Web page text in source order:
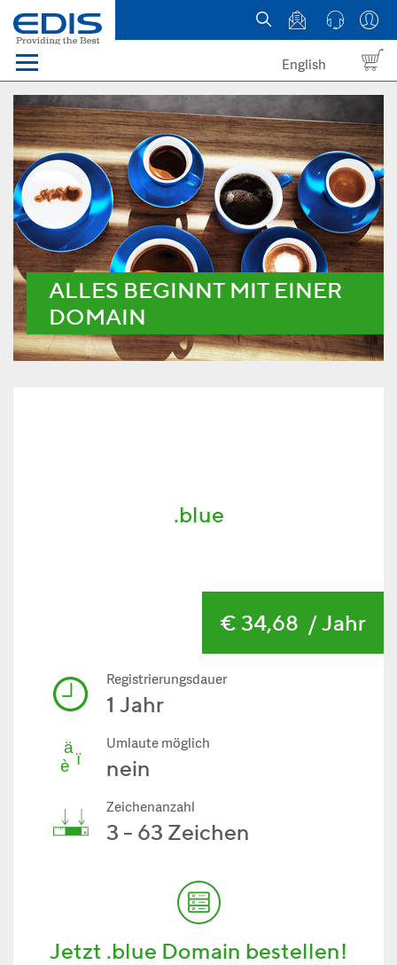
Menü
Domains
Webhosting Österreich
News
über EDIS
English
ALLES BEGINNT MIT EINER
DOMAIN
.blue
€ 34,68 / Jahr
Registrierungsdauer
1 Jahr
Umlaute möglich
nein
Zeichenanzahl
3 - 63 Zeichen
Jetzt .blue Domain bestellen!